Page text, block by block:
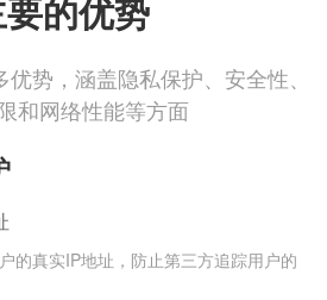
的优势
势，涵盖隐私保护、安全性、
和网络性能等方面
的真实IP地址，防止第三方追踪用户的